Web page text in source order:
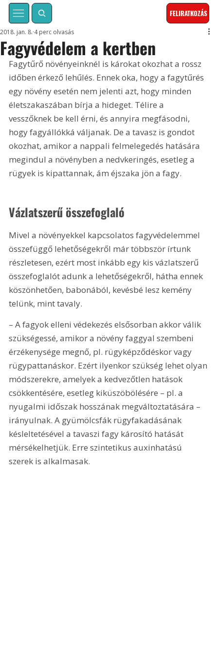
FELIRATKOZÁS
Fagyvédelem a kertben
2018. jan. 8. 4 perc olvasás
Fagytűrő növényeinknél is károkat okozhat a rossz
időben érkező lehűlés. Ennek oka, hogy a fagytűrés
egy növény esetén nem jelenti azt, hogy minden
életszakaszában bírja a hideget. Télire a
vesszőknek be kell érni, és annyira megfásodni,
hogy fagyállókká váljanak. De a tavasz is gondot
okozhat, amikor a nappali felmelegedés hatására
megindul a növényben a nedvkeringés, esetleg a
rügyek is kipattannak, ám éjszaka jön a fagy.
Vázlatszerű összefoglaló
Mivel a növényekkel kapcsolatos fagyvédelemmel
összefüggő lehetőségekről már többször írtunk
részletesen, ezért most inkább egy kis vázlatszerű
összefoglalót adunk a lehetőségekről, hátha ennek
köszönhetően, babonából, kevésbé lesz kemény
telünk, mint tavaly.
– A fagyok elleni védekezés elsősorban akkor válik
szükségessé, amikor a növény faggyal szembeni
érzékenysége megnő, pl. rügyképződéskor vagy
rügypattanáskor. Ezért ilyenkor szükség lehet olyan
módszerekre, amelyek a kedvezőtlen hatások
csökkentésére, esetleg kiküszöbölésére – pl. a
nyugalmi időszak hosszának megváltoztatására –
irányulnak. A gyümölcsfák rügyfakadásának
késleltetésével a tavaszi fagy károsító hatását
mérsékelhetjük. Erre szintetikus auxinhatású
szerek is alkalmasak.